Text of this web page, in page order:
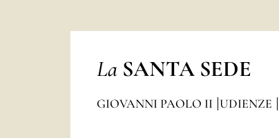
La SANTA SEDE
GIOVANNI PAOLO II UDIENZE